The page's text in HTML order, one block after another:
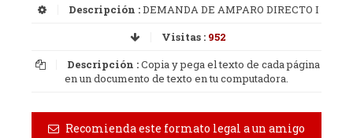
Descripción :DEMANDA DE AMPARO DIRECTO I
Visitas : 952
Descripción :Copia y pega el texto de cada página
en un documento de texto en tu computadora.
Recomienda este formato legal a un amigo